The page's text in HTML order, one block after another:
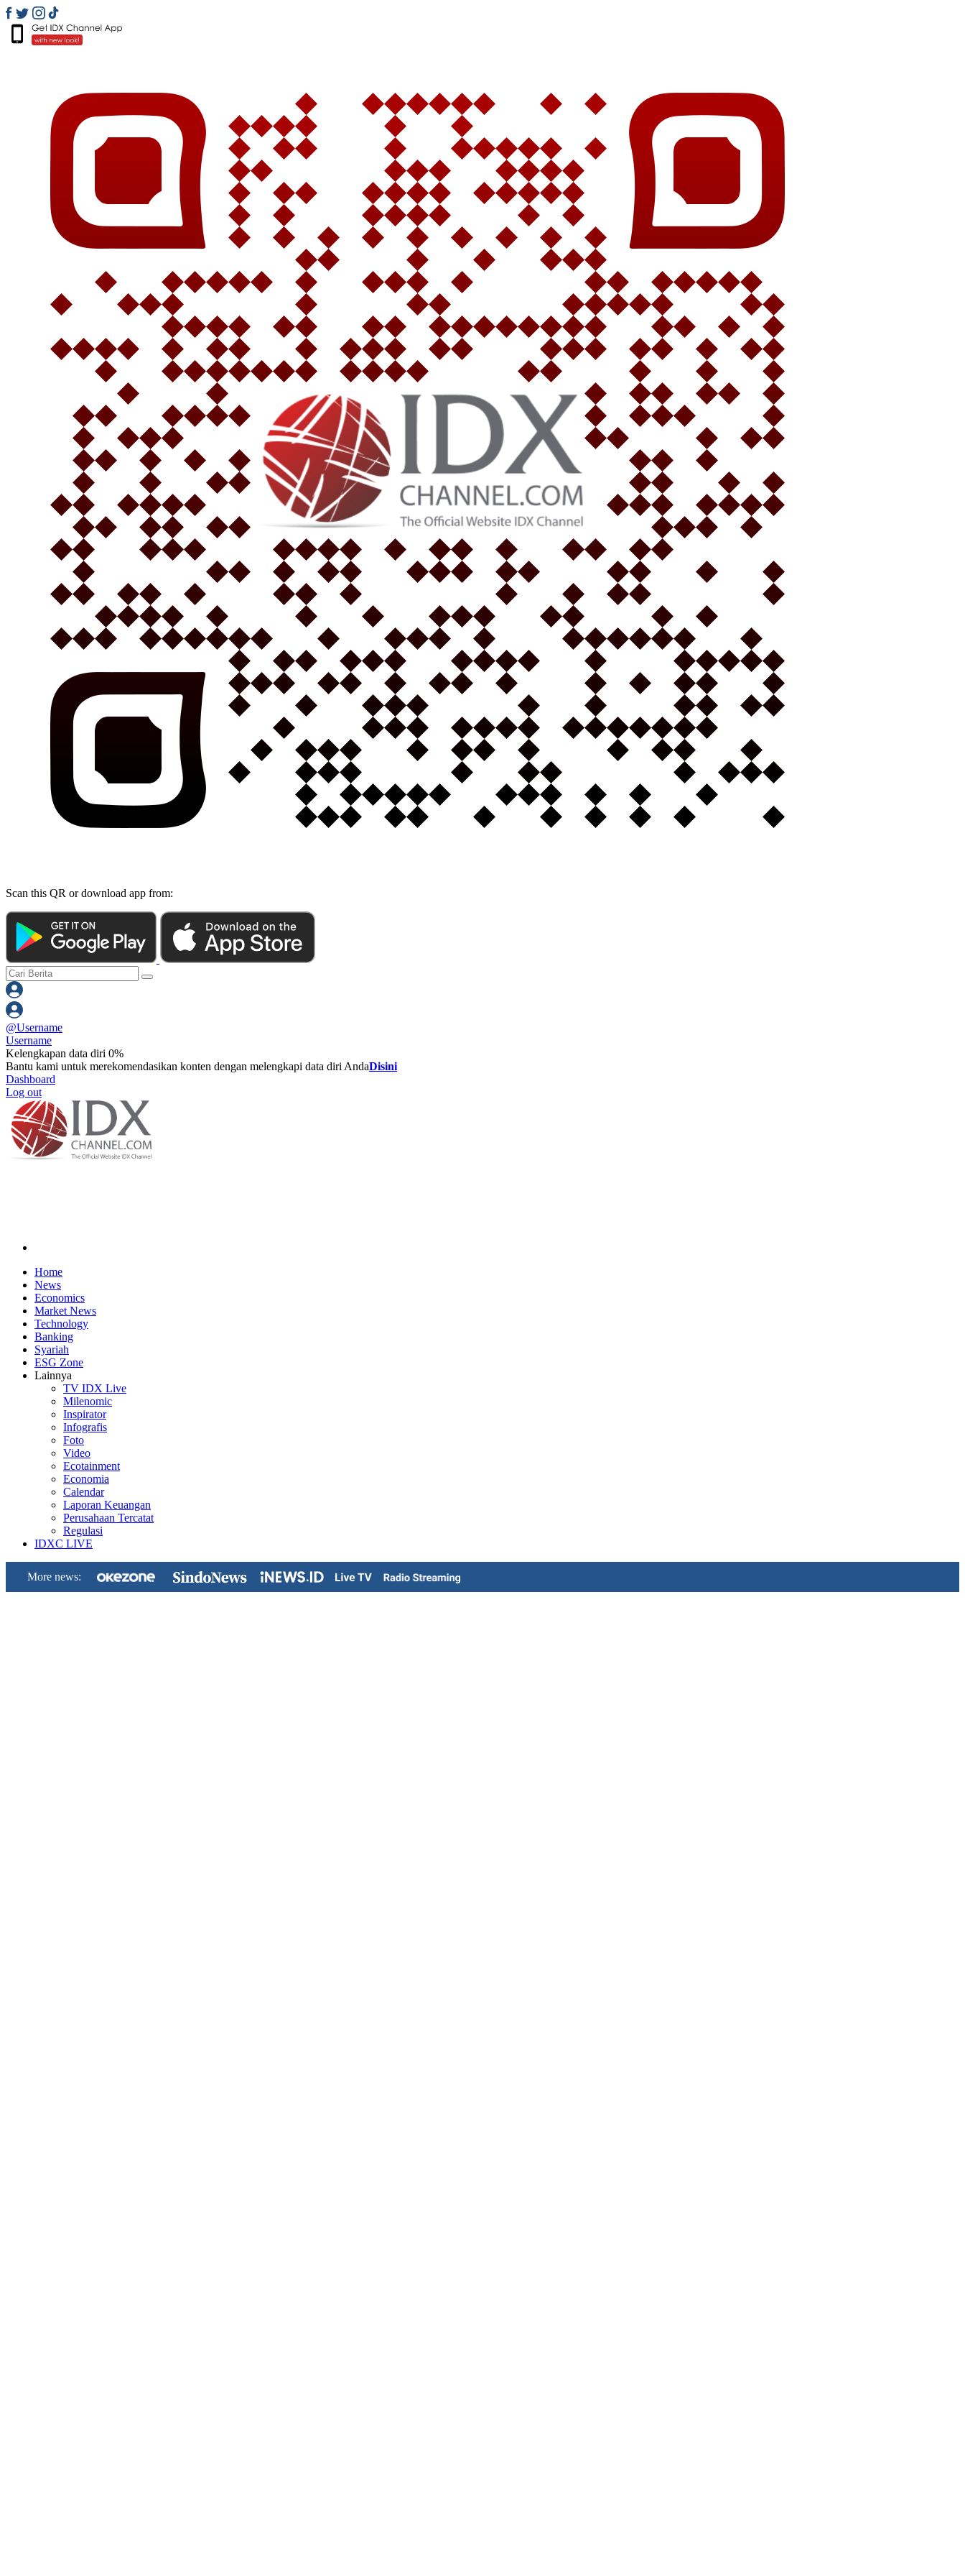
Scan this QR or download app from:
@Username
Username
Kelengkapan data diri 0%
Bantu kami untuk merekomendasikan konten dengan melengkapi data diri AndaDisini
Dashboard
Log out
Home
News
Economics
Market News
Technology
Banking
Syariah
ESG Zone
Lainnya
TV IDX Live
Milenomic
Inspirator
Infografis
Foto
Video
Ecotainment
Economia
Calendar
Laporan Keuangan
Perusahaan Tercatat
Regulasi
IDXC LIVE
More news: